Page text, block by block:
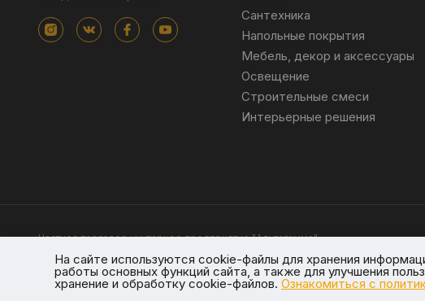
Сантехника
Напольные покрытия
Мебель, декор и аксессуары
Освещение
Строительные смеси
Интерьерные решения
Частное торговое унитарное предприятие "Альтагамма".
Интернет-магазин altagamma.by Регистрационный номер в торговом
Юр.адрес: 223028, Республика Беларусь, Минский район, г.п. Ждановичи, ул.
© 2026
На сайте используются cookie-файлы для хранения
работы основных функций сайта, а также для улучшения
хранение и обработку cookie-файлов. Ознакомиться с